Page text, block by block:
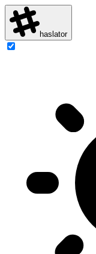
haslator